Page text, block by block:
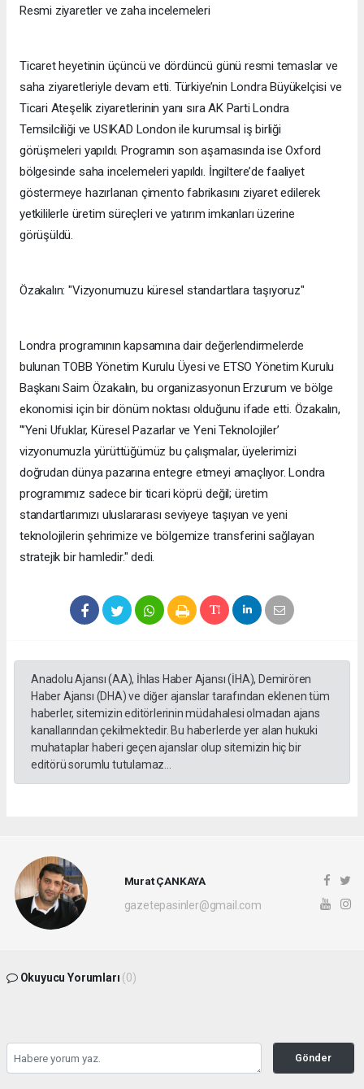
Resmi ziyaretler ve zaha incelemeleri
Ticaret heyetinin üçüncü ve dördüncü günü resmi temaslar ve
saha ziyaretleriyle devam etti. Türkiye’nin Londra Büyükelçisi ve
Ticari Ateşelik ziyaretlerinin yanı sıra AK Parti Londra
Temsilciliği ve USIKAD London ile kurumsal iş birliği
görüşmeleri yapıldı. Programın son aşamasında ise Oxford
bölgesinde saha incelemeleri yapıldı. İngiltere’de faaliyet
göstermeye hazırlanan çimento fabrikasını ziyaret edilerek
yetkililerle üretim süreçleri ve yatırım imkanları üzerine
görüşüldü.
Özakalın: "Vizyonumuzu küresel standartlara taşıyoruz"
Londra programının kapsamına dair değerlendirmelerde
bulunan TOBB Yönetim Kurulu Üyesi ve ETSO Yönetim Kurulu
Başkanı Saim Özakalın, bu organizasyonun Erzurum ve bölge
ekonomisi için bir dönüm noktası olduğunu ifade etti. Özakalın,
"’Yeni Ufuklar, Küresel Pazarlar ve Yeni Teknolojiler’
vizyonumuzla yürüttüğümüz bu çalışmalar, üyelerimizi
doğrudan dünya pazarına entegre etmeyi amaçlıyor. Londra
programımız sadece bir ticari köprü değil; üretim
standartlarımızı uluslararası seviyeye taşıyan ve yeni
teknolojilerin şehrimize ve bölgemize transferini sağlayan
stratejik bir hamledir." dedi.
Anadolu Ajansı (AA), İhlas Haber Ajansı (İHA), Demirören
Haber Ajansı (DHA) ve diğer ajanslar tarafından eklenen tüm
haberler, sitemizin editörlerinin müdahalesi olmadan ajans
kanallarından çekilmektedir. Bu haberlerde yer alan hukuki
muhataplar haberi geçen ajanslar olup sitemizin hiç bir
editörü sorumlu tutulamaz...
Murat ÇANKAYA
gazetepasinler@gmail.com
Okuyucu Yorumları (0)
Gönder